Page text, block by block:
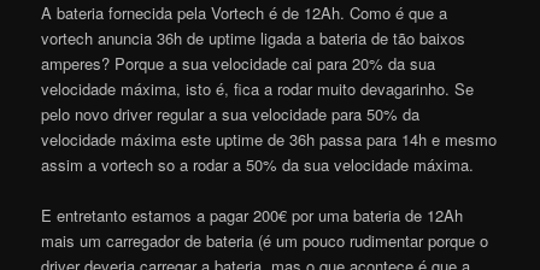
A bateria fornecida pelaVortech é de 12Ah. Como é que a
vortech anuncia 36h de uptime ligada a bateria de tão baixos
amperes? Porque a sua velocidade cai para 20% da sua
velocidade máxima, isto é, fica a rodar muito devagarinho. Se
pelo novo driver regular a sua velocidade para 50% da
velocidade máxima este uptime de 36h passa para 14h e mesmo
assim avortech so a rodar a 50% da sua velocidade máxima.
E entretanto estamos a pagar 200€ por uma bateria de 12Ah
mais um carregador de bateria (é um pouco rudimentar porque o